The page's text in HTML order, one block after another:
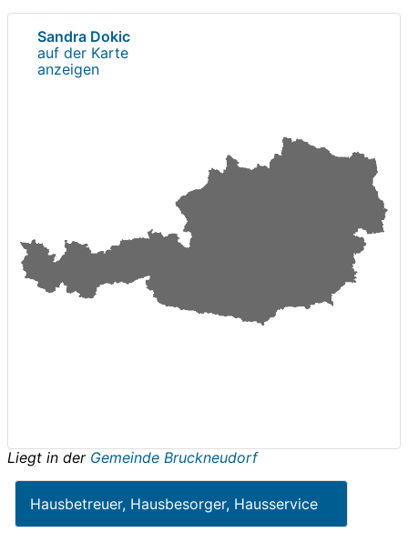
Sandra Dokic
auf der Karte
anzeigen
Liegt in der Gemeinde Bruckneudorf
Hausbetreuer, Hausbesorger, Hausservice